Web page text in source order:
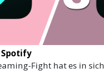
Spotify
Fight hat es in